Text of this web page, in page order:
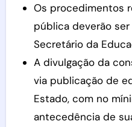
Os procedimentos
pública deverão
Secretário da
A divulgação da
via publicação de
Estado, com no
antecedência de